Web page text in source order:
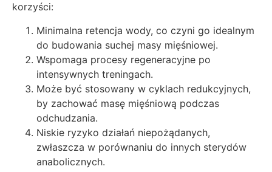
korzyści:
Minimalna retencja wody, co czyni go idealnym
do budowania suchej masy mięśniowej.
Wspomaga procesy regeneracyjne po
intensywnych treningach.
Może być stosowany w cyklach redukcyjnych,
by zachować masę mięśniową podczas
odchudzania.
Niskie ryzyko działań niepożądanych,
zwłaszcza w porównaniu do innych sterydów
anabolicznych.